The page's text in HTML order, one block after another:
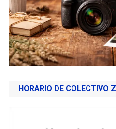
HORARIO DE COLECTIVO